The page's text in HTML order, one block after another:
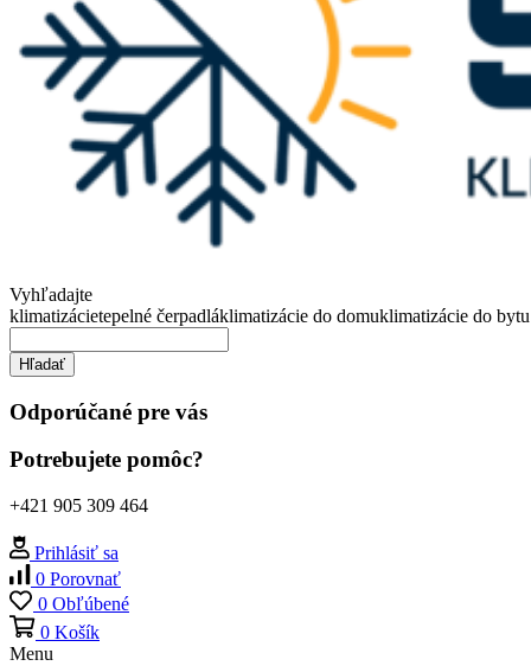
Vyhľadajte
klimatizácietepelné čerpadláklimatizácie do domuklimatizácie do bytu
Hľadať
Odporúčané pre vás
Potrebujete pomôc?
+421 905 309 464
Prihlásiť sa
0 Porovnať
0 Obľúbené
0 Košík
Menu